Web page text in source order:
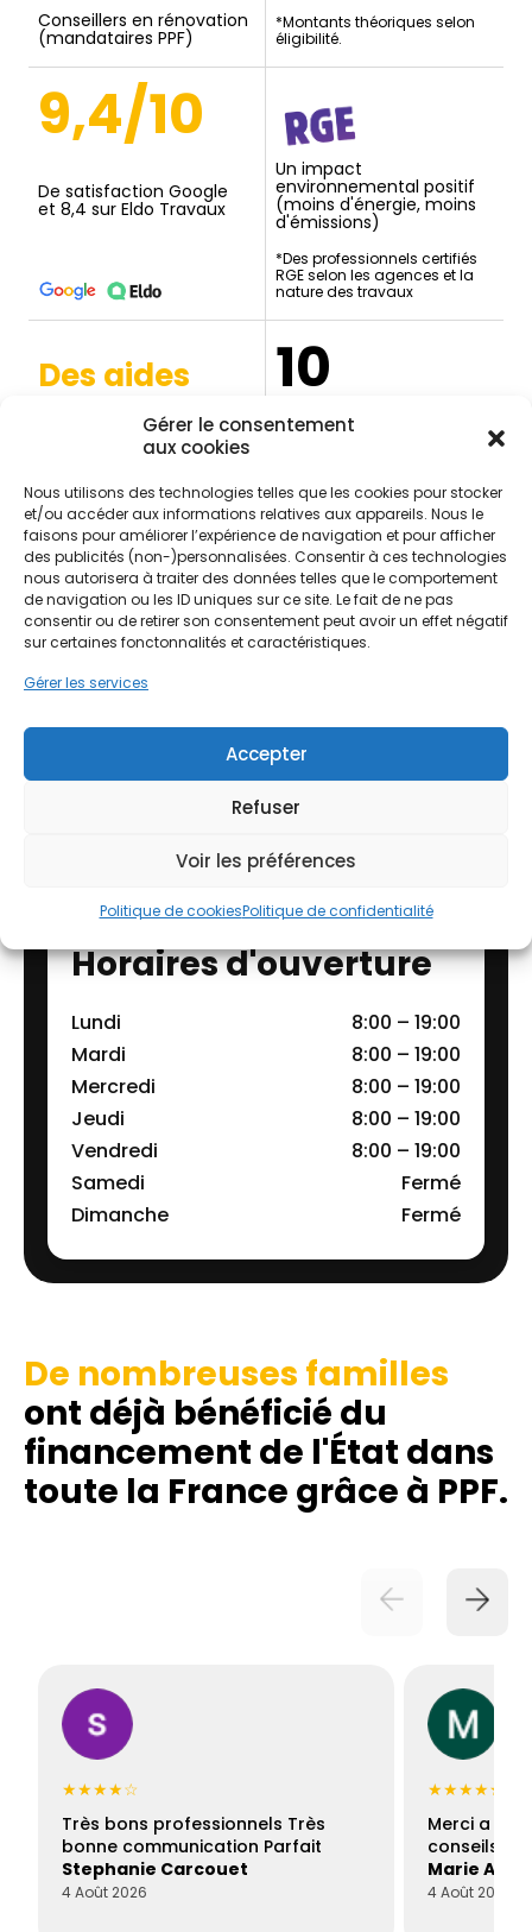
Gérer le consentement
aux cookies
Nous utilisons des technologies telles que les cookies pour stocker
et/ou accéder aux informations relatives aux appareils. Nous le
faisons pour améliorer l’expérience de navigation et pour afficher
des publicités (non-)personnalisées. Consentir à ces technologies
nous autorisera à traiter des données telles que le comportement
de navigation ou les ID uniques sur ce site. Le fait de ne pas
consentir ou de retirer son consentement peut avoir un effet négatif
sur certaines fonctonnalités et caractéristiques.
Gérer les services
Accepter
Refuser
Voir les préférences
Politique de cookiesPolitique de confidentialité
Conseillers en rénovation
(mandataires PPF)
*Montants théoriques selon
éligibilité.
9,4/10
De satisfaction Google
et 8,4 sur Eldo Travaux
Un impact
environnemental positif
(moins d'énergie, moins
d'émissions)
*Des professionnels certifiés
RGE selon les agences et la
nature des travaux
Des aides
financières
Possibles pour votre
*Selon éligibilité et conditions
en vigueur.
10
Ans de garantie
*Selon la nature des
prestations réalisées et les
conditions du contrat.
Contactez-nous
Rue Léon Mähl 38580 Allevard
04 20 98 43 65
Horaires d'ouverture
Lundi
8:00 – 19:00
Mardi
8:00 – 19:00
Mercredi
8:00 – 19:00
Jeudi
8:00 – 19:00
Vendredi
8:00 – 19:00
Samedi
Fermé
Dimanche
Fermé
De nombreuses familles
ont déjà bénéficié du
financement de l'État dans
toute la France grâce à PPF.
★★★★☆
Très bons professionnels Très
bonne communication Parfait
Stephanie Carcouet
4 Août 2026
★★★★★
Merci a
conseils
Marie
4 Août 2026